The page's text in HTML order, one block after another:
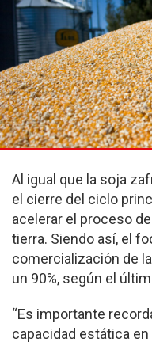
Al igual que la soja
el cierre del ciclo
acelerar el proceso
tierra. Siendo así, el
comercialización de
un 90%, según el
“Es importante
capacidad estática